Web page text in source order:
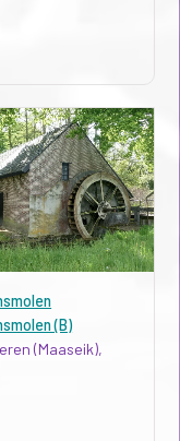
(B)
(Maaseik),